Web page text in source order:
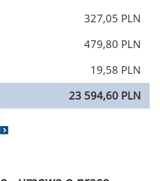
327,05 PLN
479,80 PLN
19,58 PLN
23 594,60 PLN